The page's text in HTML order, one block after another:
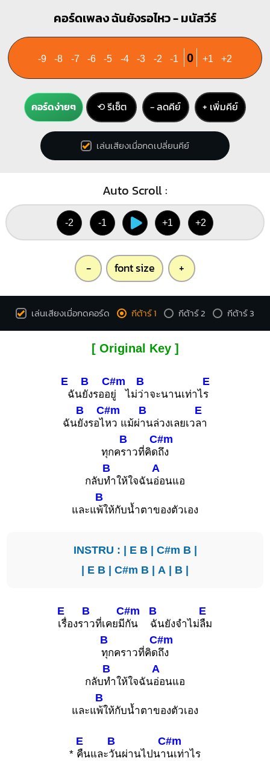
คอร์ดเพลง ฉันยังรอไหว - มนัสวีร์
-9 -8 -7 -6 -5 -4 -3 -2 -1 0 +1 +2
คอร์ดง่ายๆ ⟲ รีเซ็ต − ลดคีย์ + เพิ่มคีย์
เล่นเสียงเมื่อกดเปลี่ยนคีย์
Auto Scroll :
-2 -1 +1 +2
- font size +
เล่นเสียงเมื่อกดคอร์ด กีต้าร์ 1 กีต้าร์ 2 กีต้าร์ 3
[ Original Key ]
E
ฉัน
B
ยังรออ
C#m
ยู่ ไม่
B
ว่าจะนานเท่าไ
E
ร
ฉัน
B
ยังรอไ
C#m
หว แม้ผ่
B
านล่วงเลยเว
E
ลา
ทุกค
B
ราวที่คิด
C#m
ถึง
กลับ
B
ทำให้ใจฉัน
A
อ่อนแอ
และแ
B
พ้ให้กับน้ำตาของตัวเอง
INSTRU : | E B| C#m B|
| E B | C#m B | A | B |
E
เรื่องร
B
าวที่เคยมี
C#m
กัน
B
ฉันยังจำไม่
E
ลืม
B
ทุกคราวที่คิด
C#m
ถึง
กลับ
B
ทำให้ใจฉัน
A
อ่อนแอ
และแ
B
พ้ให้กับน้ำตาของตัวเอง
*
E
คืนและ
B
วันผ่านไปนา
C#m
นเท่าไร